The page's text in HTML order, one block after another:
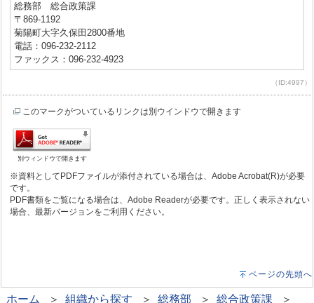
総務部 総合政策課
〒869-1192
菊陽町大字久保田2800番地
電話：096-232-2112
ファックス：096-232-4923
（ID:4997）
このマークがついているリンクは別ウインドウで開きます
別ウィンドウで開きます
※資料としてPDFファイルが添付されている場合は、Adobe Acrobat(R)が必要
です。
PDF書類をご覧になる場合は、Adobe Readerが必要です。正しく表示されない
場合、最新バージョンをご利用ください。
ページの先頭へ
ホーム ＞組織から探す ＞総務部 ＞総合政策課 ＞